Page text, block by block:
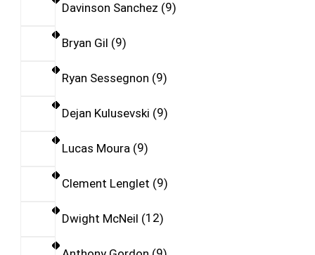
Davinson Sanchez 9
Bryan Gil 9
Ryan Sessegnon 9
Dejan Kulusevski 9
Lucas Moura 9
Clement Lenglet 9
Dwight McNeil 12